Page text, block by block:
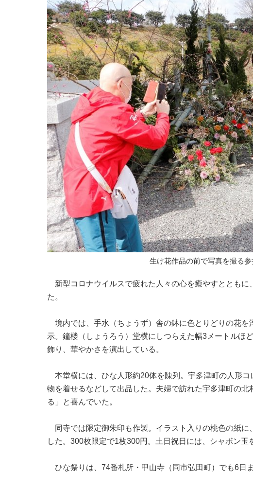
生け花作品の前で写真を撮る
新型コロナウイルスで疲れた人々の心を癒やすととも
た。
境内では、手水（ちょうず）舎の鉢に色とりどりの花
示。鐘楼（しょうろう）堂横にしつらえた幅3メートルほ
飾り、華やかさを演出している。
本堂横には、ひな人形約20体を陳列。宇多津町の人形
物を着せるなどして出品した。夫婦で訪れた宇多津町の
る」と喜んでいた。
同寺では限定御朱印も作製。イラスト入りの桃色の紙
した。300枚限定で1枚300円。土日祝日には、シャボン玉
ひな祭りは、74番札所・甲山寺（同市弘田町）でも6日